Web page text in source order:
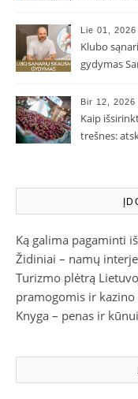
Lie 01, 2026
Klubo
gydymas
Bir 12, 2026
Kaip
trešnes:
Ką galima pagaminti
Židiniai – namų
Turizmo plėtrą
pramogomis ir kazino
Knyga – penas ir